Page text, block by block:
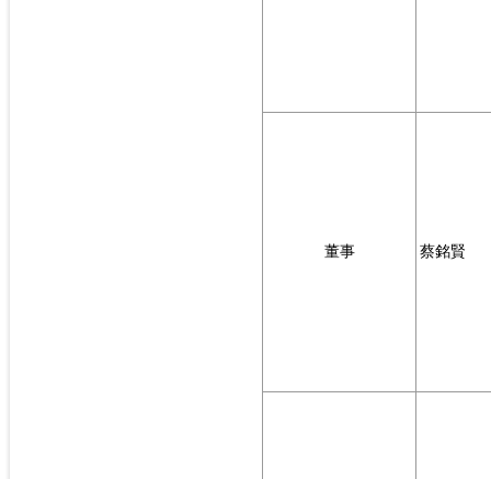
董事 蔡銘賢